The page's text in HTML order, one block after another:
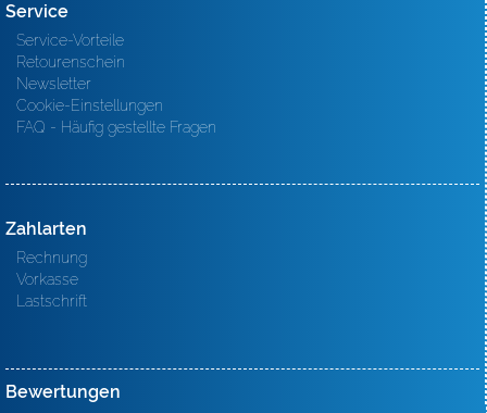
Service
Service-Vorteile
Retourenschein
Newsletter
Cookie-Einstellungen
FAQ - Häufig gestellte Fragen
Zahlarten
Rechnung
Vorkasse
Lastschrift
Bewertungen